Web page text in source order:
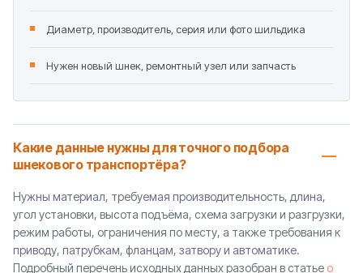
Диаметр, производитель, серия или фото шильдика
Нужен новый шнек, ремонтный узел или запчасть
Какие данные нужны для точного подбора
шнекового транспортёра?
Нужны материал, требуемая производительность, длина,
угол установки, высота подъёма, схема загрузки и разгрузки,
режим работы, ограничения по месту, а также требования к
приводу, патрубкам, фланцам, затвору и автоматике.
Подробный перечень исходных данных разобран в статье о